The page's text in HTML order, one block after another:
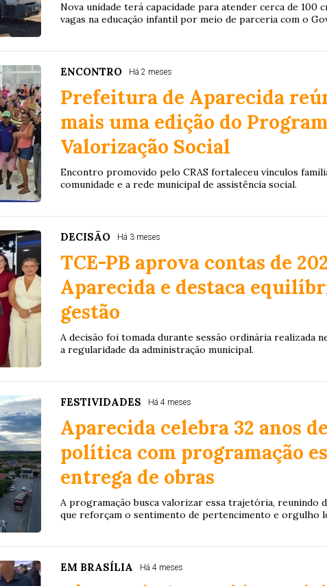
Nova unidade terá capacidade para atender cerca de 100
vagas na educação infantil por meio de parceria com o
ENCONTRO Há 2 meses
Prefeitura de Aparecida
mais uma edição do
Valorização Social
Encontro promovido pelo CRAS fortaleceu vínculos
comunidade e a rede municipal de assistência social.
DECISÃO Há 3 meses
TCE-PB aprova contas de
Aparecida e destaca
gestão
A decisão foi tomada durante sessão ordinária realizada
a regularidade da administração municipal.
FESTIVIDADES Há 4 meses
Aparecida celebra 32 anos
política com programação
entrega de obras
A programação busca valorizar essa trajetória, reunindo
que reforçam o sentimento de pertencimento e orgulho
EM BRASÍLIA Há 4 meses